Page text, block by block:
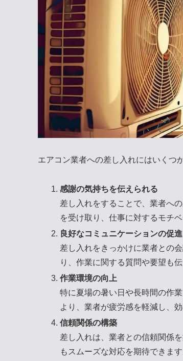
エアコン業者への差し入れにはいくつ
感謝の気持ちを伝えられる
差し入れをすることで、業者へ
を受け取り、仕事に対するモチ
良好なコミュニケーションの促進
差し入れをきっかけに業者との
り、作業に関する質問や要望も
作業環境の向上
特に夏場の暑い日や長時間の作
より、業者が疲労感を軽減し、
信頼関係の構築
差し入れは、業者との信頼関係
もスムーズな対応を期待できます